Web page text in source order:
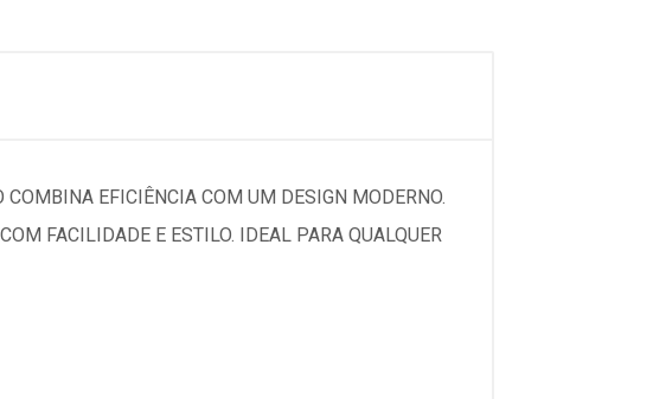
EFICIÊNCIA COM UM DESIGN MODERNO.
FACILIDADE E ESTILO. IDEAL PARA QUALQUER